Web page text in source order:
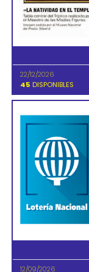
22/12/2026
45 DISPONIBLES
12/09/2026